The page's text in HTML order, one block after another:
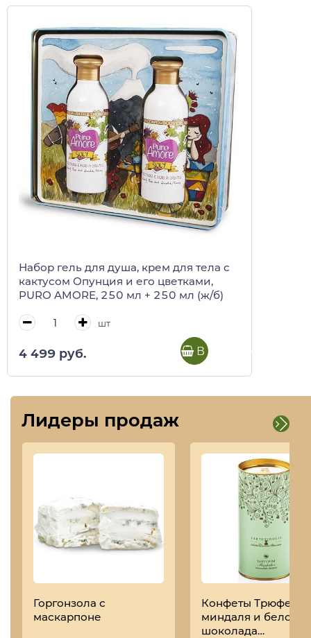
Набор гель для душа, крем для тела с
кактусом Опунция и его цветками,
PURO AMORE, 250 мл + 250 мл (ж/б)
шт
4 499 руб. В корзину
Лидеры продаж
Горгонзола с
маскарпоне
Конфеты Трюфель
миндаля и белого
шоколада